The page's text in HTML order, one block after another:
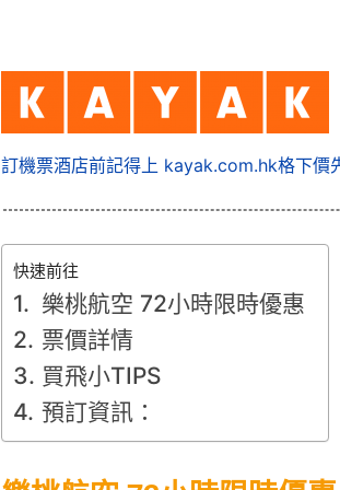
訂機票酒店前記得上 kayak.com.hk格下價
快速前往
樂桃航空 72小時限時優惠
票價詳情
買飛小TIPS
預訂資訊：